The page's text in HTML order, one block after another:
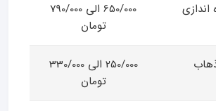
650/000 الی 790/000
تومان
250/000 الی 330/000
تومان